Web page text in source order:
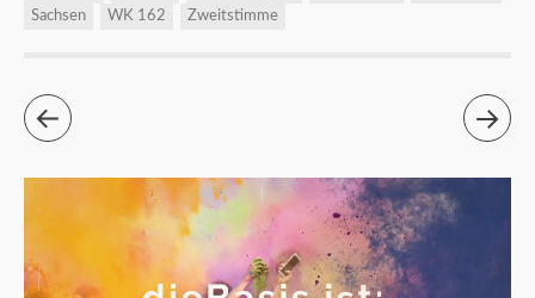
Sachsen
WK 162 Zweitstimme